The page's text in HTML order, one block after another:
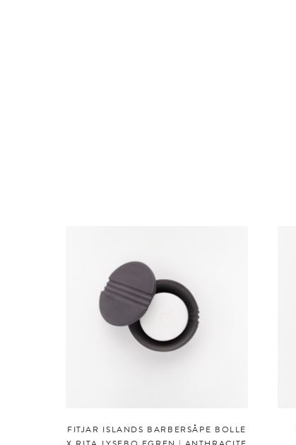
FITJAR ISLANDS BARBERSÅPE BOLLE